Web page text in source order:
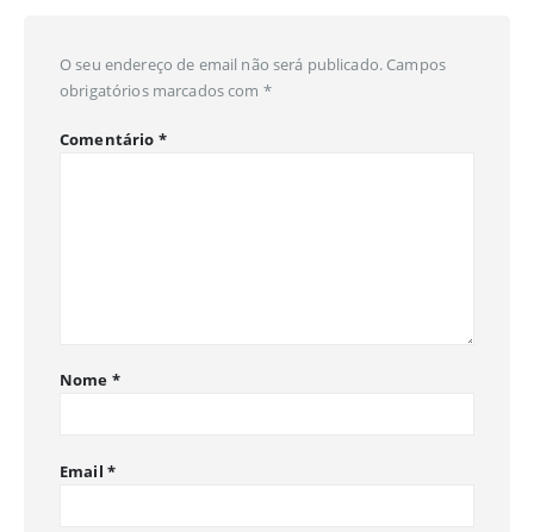
O seu endereço de email não será publicado. Campos
obrigatórios marcados com *
Comentário *
Nome *
Email *